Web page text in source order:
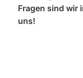
Fragen sind wir
uns!